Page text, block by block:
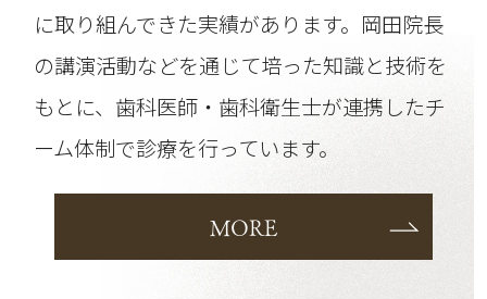
に取り組んできた実績があります。 岡田院長
の講演活動などを通じて培った知識と技術を
もとに、歯科医師・歯科衛生士が連携したチ
ーム体制で診療を行っています。
MORE